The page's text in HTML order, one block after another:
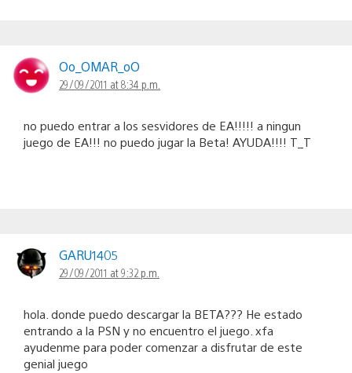
Oo_OMAR_oO
29/09/2011 at 8:34 p.m.
no puedo entrar a los sesvidores de EA!!!!! a ningun
juego de EA!!! no puedo jugar la Beta! AYUDA!!!! T_T
GARU1405
29/09/2011 at 9:32 p.m.
hola. donde puedo descargar la BETA??? He estado
entrando a la PSN y no encuentro el juego. xfa
ayudenme para poder comenzar a disfrutar de este
genial juego